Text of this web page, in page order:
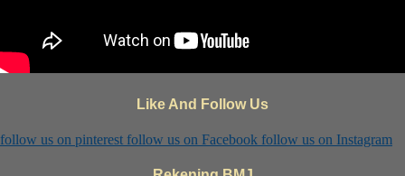
Like And Follow Us
follow us on pinterest follow us on Facebook follow us on Instagram